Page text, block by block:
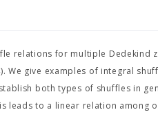
relations for multiple Dedekind
We give examples of integral
both types of shuffles in
leads to a linear relation